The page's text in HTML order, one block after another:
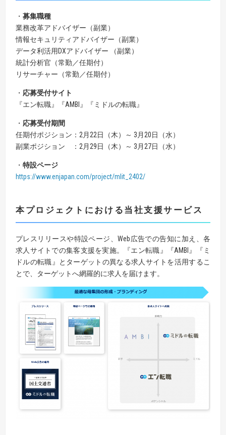
・ 募集職種
業務改革アドバイザー（副業）
情報セキュリティアドバイザー（副業）
データ利活用DXアドバイザー （副業）
統計分析官（常勤／任期付）
リサーチャー（常勤／任期付）
・ 応募受付サイト
『エン転職』『AMBI』『ミドルの転職』
・ 応募受付期間
任期付ポジション：2月22日（木）～ 3月20日（水）
副業ポジション ：2月29日（木）～ 3月27日（水）
・ 特設ページ
https://www.enjapan.com/project/mlit_2402/
本プロジェクトにおける当社支援サービス
プレスリリースや特設ページ、Web広告での告知に加え、各
求人サイトでの集客支援を実施。『エン転職』『AMBI』『ミ
ドルの転職』とターゲットの異なる求人サイトを活用するこ
とで、ターゲットへ網羅的に求人を届けます。